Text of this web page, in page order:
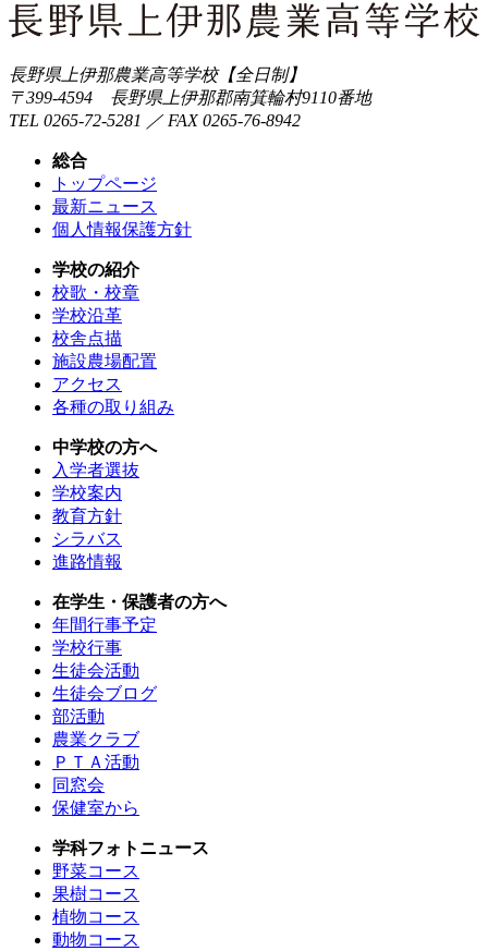
長野県上伊那農業高等学校【全日制】
〒399-4594 長野県上伊那郡南箕輪村9110番地
TEL 0265-72-5281 ／ FAX 0265-76-8942
総合
トップページ
最新ニュース
個人情報保護方針
学校の紹介
校歌・校章
学校沿革
校舎点描
施設農場配置
アクセス
各種の取り組み
中学校の方へ
入学者選抜
学校案内
教育方針
シラバス
進路情報
在学生・保護者の方へ
年間行事予定
学校行事
生徒会活動
生徒会ブログ
部活動
農業クラブ
ＰＴＡ活動
同窓会
保健室から
学科フォトニュース
野菜コース
果樹コース
植物コース
動物コース